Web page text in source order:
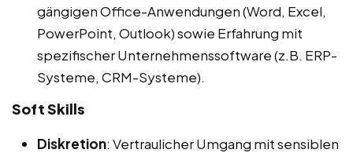
gängigen Office-Anwendungen (Word, Excel,
PowerPoint, Outlook) sowie Erfahrung mit
spezifischer Unternehmenssoftware (z.B. ERP-
Systeme, CRM-Systeme).
Soft Skills
Diskretion: Vertraulicher Umgang mit sensiblen